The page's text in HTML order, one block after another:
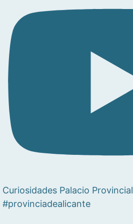
Curiosidades Palacio Provincial
#provinciadealicante